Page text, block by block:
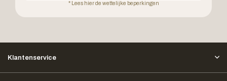
* Lees hier de wettelijke beperkingen
Klantenservice